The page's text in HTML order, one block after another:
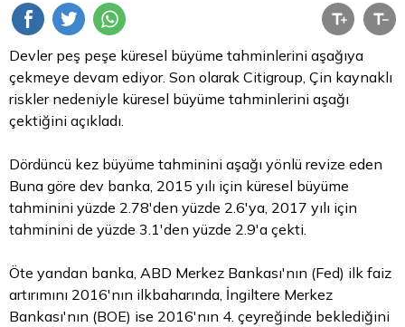
Devler peş peşe küresel büyüme tahminlerini aşağıya
çekmeye devam ediyor. Son olarak Citigroup, Çin kaynaklı
riskler nedeniyle küresel büyüme tahminlerini aşağı
çektiğini açıkladı.
Dördüncü kez büyüme tahminini aşağı yönlü revize eden
Buna göre dev banka, 2015 yılı için küresel büyüme
tahminini yüzde 2.78'den yüzde 2.6'ya, 2017 yılı için
tahminini de yüzde 3.1'den yüzde 2.9'a çekti.
Öte yandan banka, ABD Merkez Bankası'nın (Fed) ilk faiz
artırımını 2016'nın ilkbaharında, İngiltere Merkez
Bankası'nın (BOE) ise 2016'nın 4. çeyreğinde beklediğini